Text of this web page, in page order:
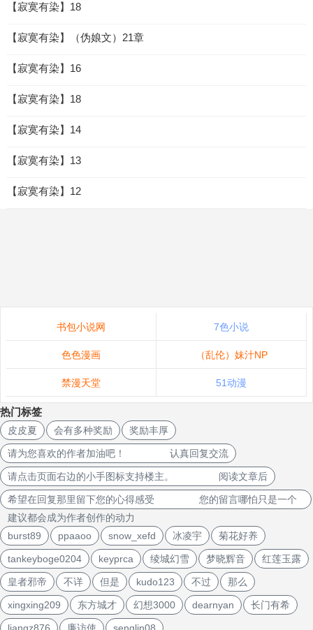
【寂寞有染】18
【寂寞有染】（伪娘文）21章
【寂寞有染】16
【寂寞有染】18
【寂寞有染】14
【寂寞有染】13
【寂寞有染】12
书包小说网 7色小说
色色漫画 （乱伦）妹汁NP
禁漫天堂 51动漫
热门标签
皮皮夏 会有多种奖励 奖励丰厚
请为您喜欢的作者加油吧！ 认真回复交流
请点击页面右边的小手图标支持楼主。 阅读文章后
希望在回复那里留下您的心得感受 您的留言哪怕只是一个
建议都会成为作者创作的动力
burst89
ppaaoo snow_xefd 冰凌宇 菊花好养
tankeyboge0204 keyprca 绫城幻雪 梦晓辉音 红莲玉露
皇者邪帝 不详 但是 kudo123 不过 那么
xingxing209 东方城才 幻想3000 dearnyan 长门有希